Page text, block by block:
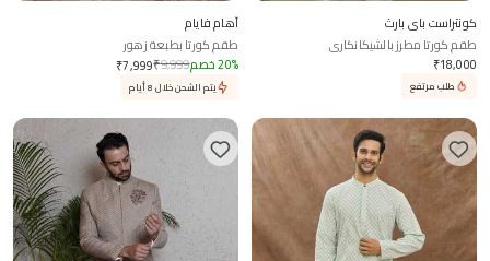
كونتراست باي بارث
طقم كورتا مطرز بالشيكانكاري
₹18,000
طلب مرتفع
آهام فايام
طقم كورتا بطبعة زهور
₹7,999₹9,999 20% خصم
يتم الشحن خلال 8 أيام